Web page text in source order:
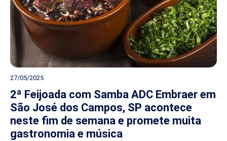
27/05/2025
2ª Feijoada com Samba ADC Embraer em
São José dos Campos, SP acontece
neste fim de semana e promete muita
gastronomia e música